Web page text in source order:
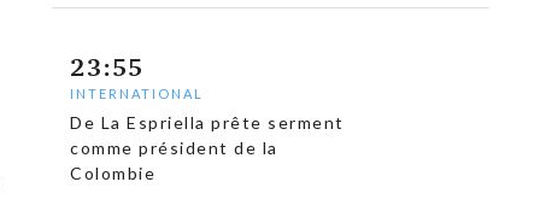
23:55
INTERNATIONAL
De La Espriella prête serment
comme président de la
Colombie